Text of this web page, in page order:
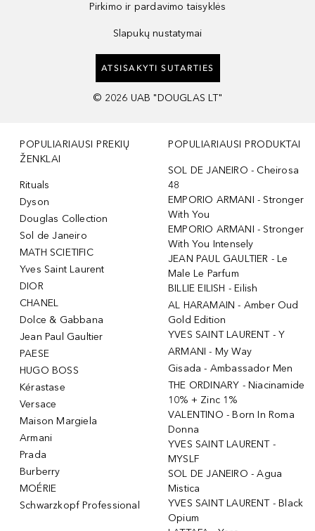
Pirkimo ir pardavimo taisyklės
Slapukų nustatymai
ATSISAKYTI SUTARTIES
© 2026 UAB "DOUGLAS LT"
POPULIARIAUSI PREKIŲ
ŽENKLAI
Rituals
Dyson
Douglas Collection
Sol de Janeiro
MATH SCIETIFIC
Yves Saint Laurent
DIOR
CHANEL
Dolce & Gabbana
Jean Paul Gaultier
PAESE
HUGO BOSS
Kérastase
Versace
Maison Margiela
Armani
Prada
Burberry
MOÉRIE
Schwarzkopf Professional
POPULIARIAUSI PRODUKTAI
SOL DE JANEIRO - Cheirosa
48
EMPORIO ARMANI - Stronger
With You
EMPORIO ARMANI - Stronger
With You Intensely
JEAN PAUL GAULTIER - Le
Male Le Parfum
BILLIE EILISH - Eilish
AL HARAMAIN - Amber Oud
Gold Edition
YVES SAINT LAURENT - Y
ARMANI - My Way
Gisada - Ambassador Men
THE ORDINARY - Niacinamide
10% + Zinc 1%
VALENTINO - Born In Roma
Donna
YVES SAINT LAURENT -
MYSLF
SOL DE JANEIRO - Agua
Mistica
YVES SAINT LAURENT - Black
Opium